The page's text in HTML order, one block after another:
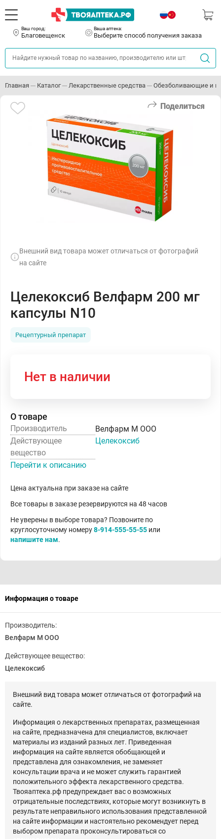
Ваш город:
Благовещенск
Ваша аптека:
Выберите способ получения заказа
Главная Каталог Лекарственные средства Обезболивающие и
Поделиться
Внешний вид товара может отличаться от фотографий
на сайте
Целекоксиб Велфарм 200 мг
капсулы N10
Рецептурный препарат
Нет в наличии
О товаре
Производитель
Велфарм М ООО
Действующее
вещество
Целекоксиб
Перейти к описанию
Цена актуальна при заказе на сайте
Все товары в заказе резервируются на 48 часов
Не уверены в выборе товара? Позвоните по
круглосуточному номеру8-914-555-55-55 или
напишите нам.
Информация о товаре
Производитель:
Велфарм М ООО
Действующее вещество:
Целекоксиб
Внешний вид товара может отличаться от фотографий на
сайте.
Информация о лекарственных препаратах, размещенная
на сайте, предназначена для специалистов, включает
материалы из изданий разных лет. Приведенная
информация на сайте является обобщающей и
представлена для ознакомления, не заменяет
консультации врача и не может служить гарантией
положительного эффекта лекарственного средства.
Твояаптека.рф предупреждает вас о возможных
отрицательные последствиях, которые могут возникнуть в
результате неправильного использования представленной
на сайте информации и настоятельно рекомендует перед
выбором препарата проконсультироваться со